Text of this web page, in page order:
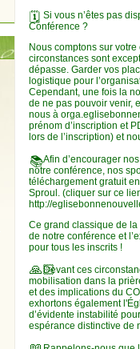
🗓 Si vous n’êtes pas
Conférence ?
Nous comptons sur
circonstances sont
dépasse. Garder vos
logistique pour
Cependant, une fois la
de ne pas pouvoir venir,
nous à
prénom d’inscription et
lors de l’inscription) et
📚Afin d’encourager
notre conférence, nos
téléchargement gratuit
Sproul. (cliquer sur ce
http://
Ce grand classique de la
de notre conférence et
pour tous les inscrits !
🙏🏻Devant ces
mobilisation dans la
et des implications du
exhortons également
d’évidente instabilité
espérance distinctive de